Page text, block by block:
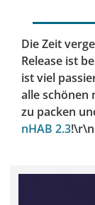
Die Zeit
Release ist
ist viel
alle schönen
zu packen
nHAB 2.3!\r\n